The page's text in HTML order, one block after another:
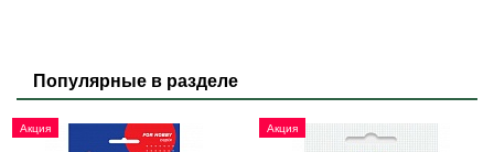
Популярные в разделе
Акция Акция